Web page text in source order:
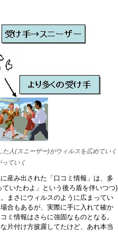
人(スニーザー)がウィルスを広めていく
ていく
産み出された「口コミ情報」は、多
いたわよ」という後ろ盾を伴いつつ)
まさにウィルスのように広まってい
合もあるが、実際に手に入れて確か
ミ情報はさらに強固なものとなる。
片付け方披露してたけど、あれ本当